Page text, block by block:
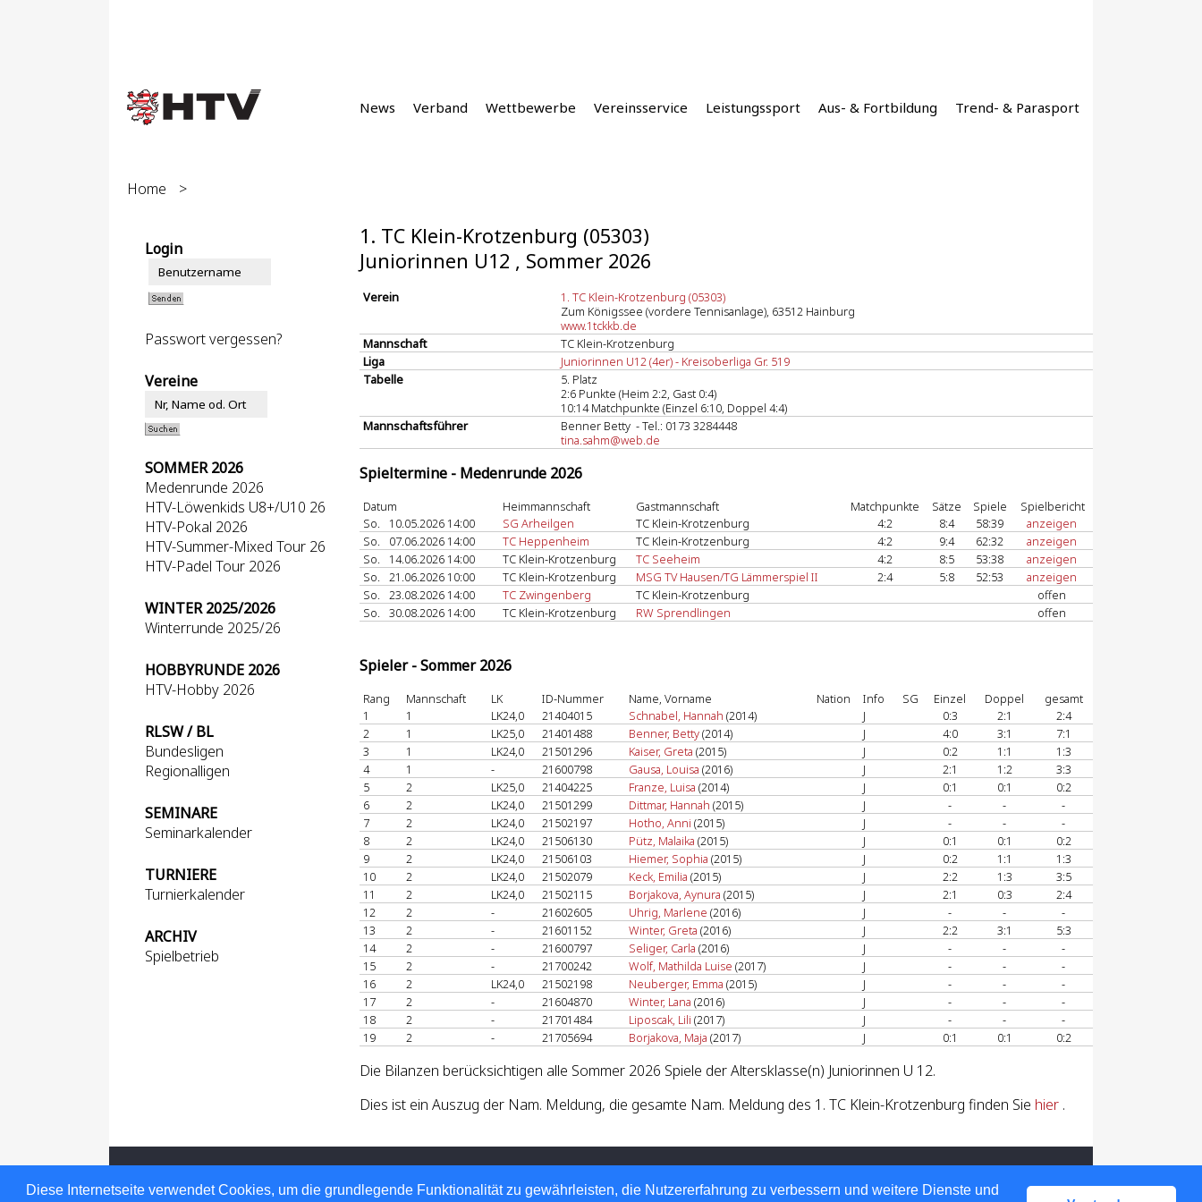
Diese Internetseite verwendet Cookies, um die grundlegende Funktionalität zu gewährleisten, die Nutzererfahrung zu verbessern und weitere Dienste und
News Verband Wettbewerbe Vereinsservice Leistungssport Aus- & Fortbildung Trend- & Parasport
Home >
Login
Passwort vergessen?
Vereine
SOMMER 2026
Medenrunde 2026
HTV-Löwenkids U8+/U10 26
HTV-Pokal 2026
HTV-Summer-Mixed Tour 26
HTV-Padel Tour 2026
WINTER 2025/2026
Winterrunde 2025/26
HOBBYRUNDE 2026
HTV-Hobby 2026
RLSW / BL
Bundesligen
Regionalligen
SEMINARE
Seminarkalender
TURNIERE
Turnierkalender
ARCHIV
Spielbetrieb
1. TC Klein-Krotzenburg (05303)
Juniorinnen U12 , Sommer 2026
Verein
1. TC Klein-Krotzenburg (05303)
Zum Königssee (vordere Tennisanlage), 63512 Hainburg
www.1tckkb.de
Mannschaft
TC Klein-Krotzenburg
Liga
Juniorinnen U12 (4er) - Kreisoberliga Gr. 519
Tabelle
5. Platz
2:6 Punkte (Heim 2:2, Gast 0:4)
10:14 Matchpunkte (Einzel 6:10, Doppel 4:4)
Mannschaftsführer
Benner Betty - Tel.: 0173 3284448
tina.sahm@web.de
Spieltermine - Medenrunde 2026
Datum Heimmannschaft Gastmannschaft Matchpunkte Sätze Spiele
Spielbericht
So.
10.05.2026 14:00 SG Arheilgen TC Klein-Krotzenburg 4:2 8:4 58:39
anzeigen
So.
07.06.2026 14:00 TC Heppenheim TC Klein-Krotzenburg 4:2 9:4 62:32
anzeigen
So.
14.06.2026 14:00 TC Klein-Krotzenburg TC Seeheim 4:2 8:5 53:38
anzeigen
So.
21.06.2026 10:00 TC Klein-Krotzenburg MSG TV Hausen/TG Lämmerspiel II 2:4 5:8 52:53
anzeigen
So.
23.08.2026 14:00 TC Zwingenberg TC Klein-Krotzenburg
offen
So.
30.08.2026 14:00 TC Klein-Krotzenburg RW Sprendlingen offen
Spieler - Sommer 2026
Rang Mannschaft LK ID-Nummer Name, Vorname Nation Info SG Einzel Doppel
gesamt
1
1 LK24,0 21404015 Schnabel, Hannah (2014) J 0:3 2:1
2:4
2
1 LK25,0 21401488 Benner, Betty(2014) J 4:0 3:1
7:1
3
1 LK24,0 21501296 Kaiser, Greta (2015) J 0:2 1:1
1:3
4
1 - 21600798 Gausa, Louisa (2016) J 2:1 1:2
3:3
5
2 LK25,0 21404225 Franze, Luisa (2014) J 0:1 0:1
0:2
6
2 LK24,0 21501299 Dittmar, Hannah (2015) J - -
-
7
2 LK24,0 21502197 Hotho, Anni (2015) J - -
-
8
2 LK24,0 21506130 Pütz, Malaika (2015) J 0:1 0:1
0:2
9
2 LK24,0 21506103 Hiemer, Sophia (2015) J 0:2 1:1
1:3
10
2 LK24,0 21502079 Keck, Emilia (2015) J 2:2 1:3
3:5
11
2 LK24,0 21502115 Borjakova, Aynura (2015) J 2:1 0:3
2:4
12
2 - 21602605 Uhrig, Marlene (2016) J - -
-
13
2 - 21601152 Winter, Greta (2016) J 2:2 3:1
5:3
14
2 - 21600797 Seliger, Carla (2016) J - -
-
15
2 - 21700242 Wolf, Mathilda Luise (2017) J - -
-
16
2 LK24,0 21502198 Neuberger, Emma (2015) J - -
-
17
2 - 21604870 Winter, Lana (2016) J - -
-
18
2 - 21701484 Liposcak, Lili (2017) J - -
-
19
2 - 21705694 Borjakova, Maja (2017) J 0:1 0:1 0:2
Die Bilanzen berücksichtigen alle Sommer 2026 Spiele der Altersklasse(n) Juniorinnen U 12.
Dies ist ein Auszug der Nam. Meldung, die gesamte Nam. Meldung des 1. TC Klein-Krotzenburg finden Sie hier .
© 1999-2026nu Datenautomaten GmbH - Automatisierte internetgestützte Netzwerklösungen